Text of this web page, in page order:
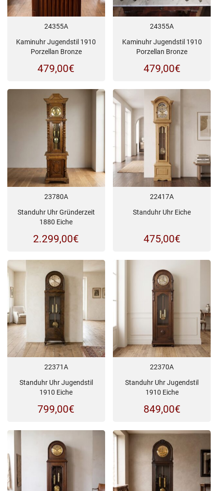
24355A
Kaminuhr Jugendstil 1910
Porzellan Bronze
479,00€
24355A
Kaminuhr Jugendstil 1910
Porzellan Bronze
479,00€
23780A
Standuhr Uhr Gründerzeit
1880 Eiche
2.299,00€
22417A
Standuhr Uhr Eiche
475,00€
22371A
Standuhr Uhr Jugendstil
1910 Eiche
799,00€
22370A
Standuhr Uhr Jugendstil
1910 Eiche
849,00€